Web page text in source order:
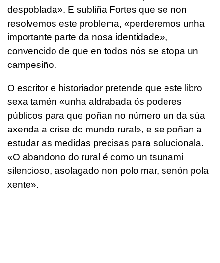
despoblada». E subliña Fortes que se non
resolvemos este problema, «perderemos unha
importante parte da nosa identidade»,
convencido de que en todos nós se atopa un
campesiño.
O escritor e historiador pretende que este libro
sexa tamén «unha aldrabada ós poderes
públicos para que poñan no número un da súa
axenda a crise do mundo rural», e se poñan a
estudar as medidas precisas para solucionala.
«O abandono do rural é como un tsunami
silencioso, asolagado non polo mar, senón pola
xente».